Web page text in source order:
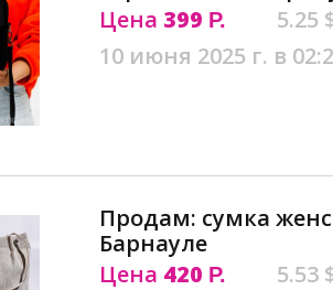
Цена 399 Р.
5.25
10 июня 2025 г. в
Продам: сумка
Барнауле
Цена 420 Р.
5.53